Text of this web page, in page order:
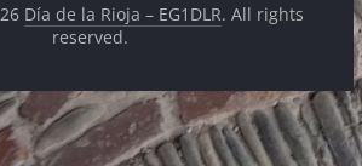
Día de la Rioja – EG1DLR. All rights
reserved.